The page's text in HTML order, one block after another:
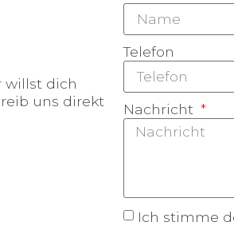
willst dich
uns direkt
Telefon
Nachricht
Ich stimme